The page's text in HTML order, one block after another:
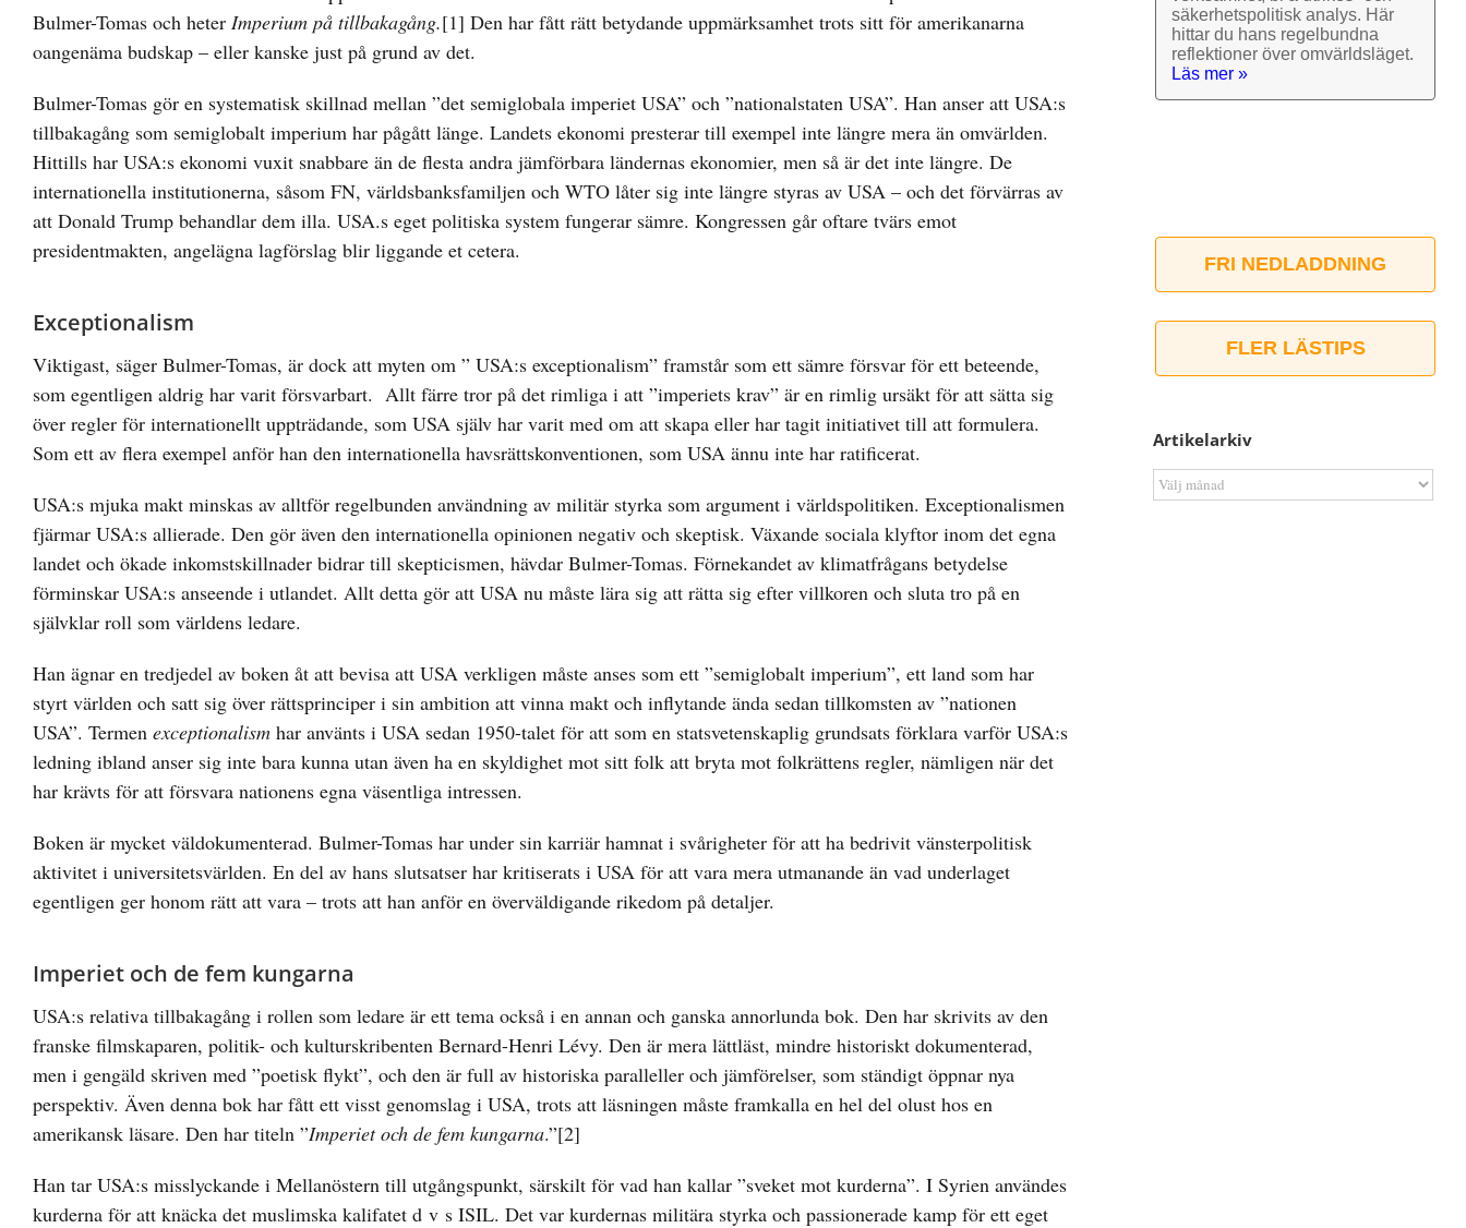
Bulmer-Tomas och heter Imperium på tillbakagång.[1] Den har fått rätt betydande uppmärksamhet trots sitt för amerikanarna
oangenäma budskap – eller kanske just på grund av det.
Bulmer-Tomas gör en systematisk skillnad mellan ”det semiglobala imperiet USA” och ”nationalstaten USA”. Han anser att USA:s
tillbakagång som semiglobalt imperium har pågått länge. Landets ekonomi presterar till exempel inte längre mera än omvärlden.
Hittills har USA:s ekonomi vuxit snabbare än de flesta andra jämförbara ländernas ekonomier, men så är det inte längre. De
internationella institutionerna, såsom FN, världsbanksfamiljen och WTO låter sig inte längre styras av USA – och det förvärras av
att Donald Trump behandlar dem illa. USA.s eget politiska system fungerar sämre. Kongressen går oftare tvärs emot
presidentmakten, angelägna lagförslag blir liggande et cetera.
Exceptionalism
Viktigast, säger Bulmer-Tomas, är dock att myten om ” USA:s exceptionalism” framstår som ett sämre försvar för ett beteende,
som egentligen aldrig har varit försvarbart. Allt färre tror på det rimliga i att ”imperiets krav” är en rimlig ursäkt för att sätta sig
över regler för internationellt uppträdande, som USA själv har varit med om att skapa eller har tagit initiativet till att formulera.
Som ett av flera exempel anför han den internationella havsrättskonventionen, som USA ännu inte har ratificerat.
USA:s mjuka makt minskas av alltför regelbunden användning av militär styrka som argument i världspolitiken. Exceptionalismen
fjärmar USA:s allierade. Den gör även den internationella opinionen negativ och skeptisk. Växande sociala klyftor inom det egna
landet och ökade inkomstskillnader bidrar till skepticismen, hävdar Bulmer-Tomas. Förnekandet av klimatfrågans betydelse
förminskar USA:s anseende i utlandet. Allt detta gör att USA nu måste lära sig att rätta sig efter villkoren och sluta tro på en
självklar roll som världens ledare.
Han ägnar en tredjedel av boken åt att bevisa att USA verkligen måste anses som ett ”semiglobalt imperium”, ett land som har
styrt världen och satt sig över rättsprinciper i sin ambition att vinna makt och inflytande ända sedan tillkomsten av ”nationen
USA”. Termen exceptionalism har använts i USA sedan 1950-talet för att som en statsvetenskaplig grundsats förklara varför USA:s
ledning ibland anser sig inte bara kunna utan även ha en skyldighet mot sitt folk att bryta mot folkrättens regler, nämligen när det
har krävts för att försvara nationens egna väsentliga intressen.
Boken är mycket väldokumenterad. Bulmer-Tomas har under sin karriär hamnat i svårigheter för att ha bedrivit vänsterpolitisk
aktivitet i universitetsvärlden. En del av hans slutsatser har kritiserats i USA för att vara mera utmanande än vad underlaget
egentligen ger honom rätt att vara – trots att han anför en överväldigande rikedom på detaljer.
Imperiet och de fem kungarna
USA:s relativa tillbakagång i rollen som ledare är ett tema också i en annan och ganska annorlunda bok. Den har skrivits av den
franske filmskaparen, politik- och kulturskribenten Bernard-Henri Lévy. Den är mera lättläst, mindre historiskt dokumenterad,
men i gengäld skriven med ”poetisk flykt”, och den är full av historiska paralleller och jämförelser, som ständigt öppnar nya
perspektiv. Även denna bok har fått ett visst genomslag i USA, trots att läsningen måste framkalla en hel del olust hos en
amerikansk läsare. Den har titeln ”Imperiet och de fem kungarna.”[2]
Han tar USA:s misslyckande i Mellanöstern till utgångspunkt, särskilt för vad han kallar ”sveket mot kurderna”. I Syrien användes
kurderna för att knäcka det muslimska kalifatet d v s ISIL. Det var kurdernas militära styrka och passionerade kamp för ett eget
säkerhets­politisk analys. Här
hittar du hans regel­bundna
reflek­tioner över omvärlds­läget.
Läs mer »
FRI NEDLADDNING
FLER LÄSTIPS
Artikelarkiv
Artikelarkiv